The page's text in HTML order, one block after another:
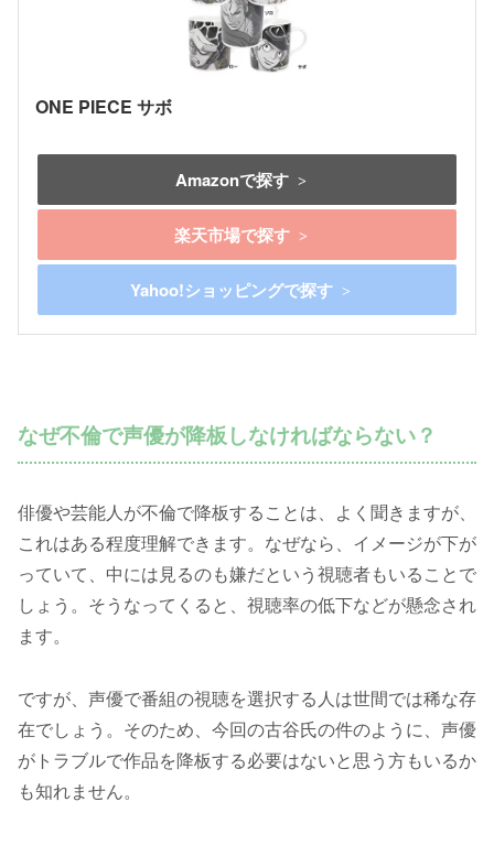
ONE PIECE サボ
Amazonで探す
楽天市場で探す
Yahoo!ショッピングで探す
なぜ不倫で声優が降板しなければならない？
俳優や芸能人が不倫で降板することは、よく聞きますが、
これはある程度理解できます。なぜなら、イメージが下が
っていて、中には見るのも嫌だという視聴者もいることで
しょう。そうなってくると、視聴率の低下などが懸念され
ます。
ですが、声優で番組の視聴を選択する人は世間では稀な存
在でしょう。そのため、今回の古谷氏の件のように、声優
がトラブルで作品を降板する必要はないと思う方もいるか
も知れません。